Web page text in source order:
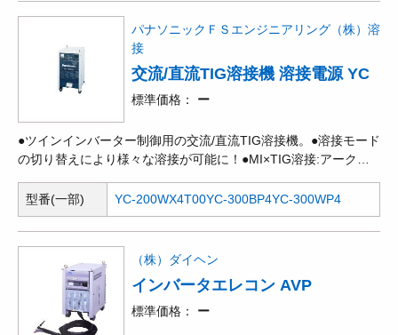
パナソニックＦＳエンジニアリング（株）溶
接
交流/直流TIG溶接機 溶接電源 YC
標準価格 ー
●ツインインバーター制御用の交流/直流TIG溶接機。●溶接モード
の切り替えにより様々な溶接が可能に！●MI×TIG溶接:アークの
溶接に威力を発揮します。交流TIGに直流TIGが入るため、深い
溶込みが得られます。電極の消耗を大幅に低減します。●交流標
準TIG溶接:薄板から厚板、様々な形状のワークに対応します。●
交流ハードTIG溶接:集中したアークが得られます。薄板ギャップ
継ぎ手の溶接に威力を発揮します。●交流ソフトTIG溶接:柔らか
いアークで、アーク音が静かです。●直流TIG溶接:仮付けに適し
たEPスタート方式、連続溶接に適したENスタート方式。●直流
手溶接:軟鋼、ステンレス、高張力鋼やCr-Mo鋼の高品質溶接とと
型番(一部) YC-200WX4T00YC-300BP4YC-300WP4
（株）ダイヘン
インバータエレコン AVP
標準価格 ー